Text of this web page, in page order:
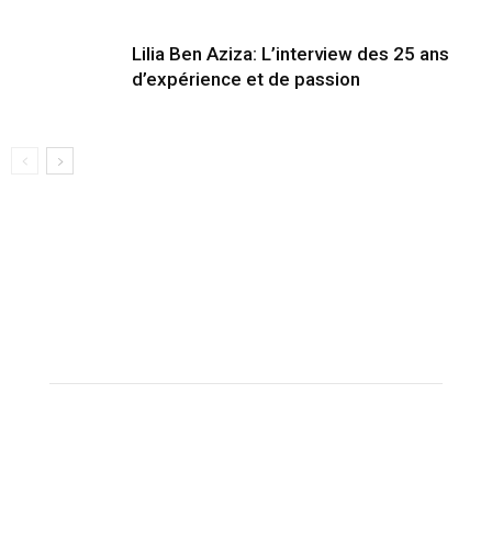
Lilia Ben Aziza: L’interview des 25 ans
d’expérience et de passion